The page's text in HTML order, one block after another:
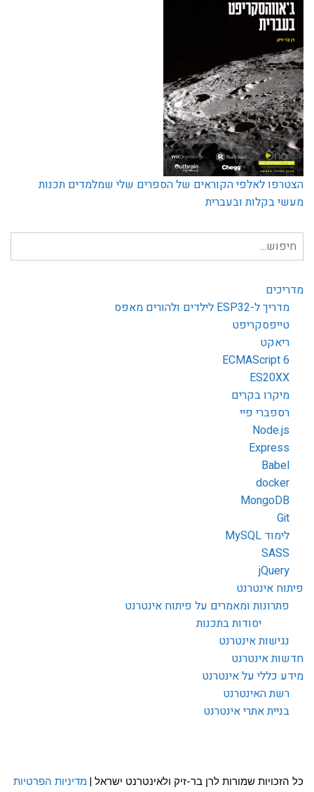
הצטרפו לאלפי הקוראים של הספרים שלי שמלמדים תכנות
מעשי בקלות ובעברית
חיפוש
עבור:
מדריכים
מדריך ל-ESP32 לילדים ולהורים מאפס
טייפסקריפט
ריאקט
ECMAScript 6
ES20XX
מיקרו בקרים
רספברי פיי
Node.js
Express
Babel
docker
MongoDB
Git
לימוד MySQL
SASS
jQuery
פיתוח אינטרנט
פתרונות ומאמרים על פיתוח אינטרנט
יסודות בתכנות
נגישות אינטרנט
חדשות אינטרנט
מידע כללי על אינטרנט
רשת האינטרנט
בניית אתרי אינטרנט
כל הזכויות שמורות לרן בר-זיק ולאינטרנט ישראל | מדיניות הפרטיות